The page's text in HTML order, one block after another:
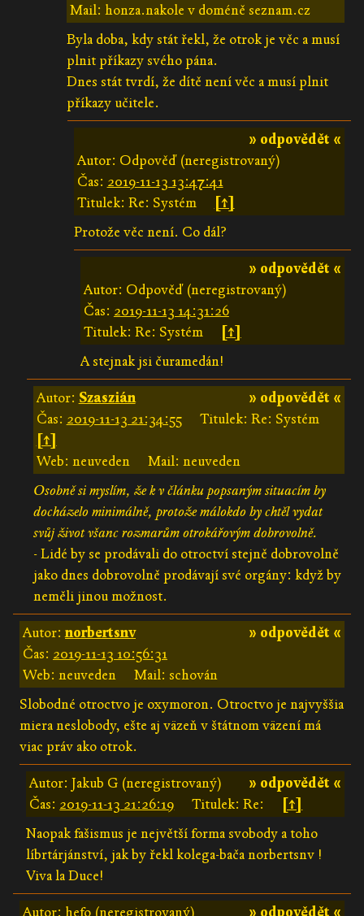
Mail: honza.nakole v doméně seznam.cz
Byla doba, kdy stát řekl, že otrok je věc a musí
plnit příkazy svého pána.
Dnes stát tvrdí, že dítě není věc a musí plnit
příkazy učitele.
» odpovědět «
Autor: Odpověď (neregistrovaný)
Čas: 2019-11-13 13:47:41
Titulek: Re: Systém
[↑]
Protože věc není. Co dál?
» odpovědět «
Autor: Odpověď (neregistrovaný)
Čas: 2019-11-13 14:31:26
Titulek: Re: Systém
[↑]
A stejnak jsi čuramedán!
» odpovědět «
Autor: Szaszián
Čas: 2019-11-13 21:34:55
Titulek: Re: Systém
[↑]
Web: neuveden
Mail: neuveden
Osobně si myslím, že k v článku popsaným situacím by
docházelo minimálně, protože málokdo by chtěl vydat
svůj život všanc rozmarům otrokářovým dobrovolně.
- Lidé by se prodávali do otroctví stejně dobrovolně
jako dnes dobrovolně prodávají své orgány: když by
neměli jinou možnost.
» odpovědět «
Autor:norbertsnv
Čas: 2019-11-13 10:56:31
Web: neuveden
Mail: schován
Slobodné otroctvo je oxymoron. Otroctvo je najvyššia
miera neslobody, ešte aj väzeň v štátnom väzení má
viac práv ako otrok.
» odpovědět «
Autor: Jakub G (neregistrovaný)
Čas: 2019-11-13 21:26:19 Titulek: Re:
[↑]
Naopak fašismus je největší forma svobody a toho
líbrtárjánství, jak by řekl kolega-bača norbertsnv !
Viva la Duce!
» odpovědět «
Autor: hefo (neregistrovaný)